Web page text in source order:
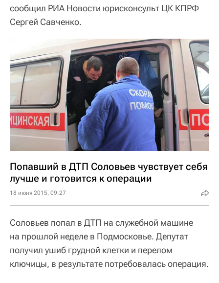
сообщил РИА Новости юрисконсульт ЦК КПРФ
Сергей Савченко.
Попавший в ДТП Соловьев чувствует себя
лучше и готовится к операции
18 июня 2015, 09:27
Соловьев попал в ДТП на служебной машине
на прошлой неделе в Подмосковье. Депутат
получил ушиб грудной клетки и перелом
ключицы, в результате потребовалась операция.